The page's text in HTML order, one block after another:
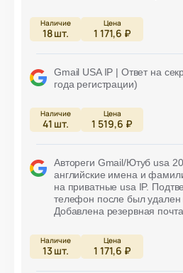
18шт. 1 171,6 ₽
Gmail USA IP | Ответ на
года регистрации)
41 шт. 1 519,6 ₽
Автореги Gmail/Ютуб usa
английские имена и
на приватные usa IP.
телефон после был удален
Добавлена резервная почта.
13шт. 1 171,6 ₽